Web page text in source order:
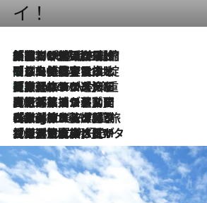
イ！
2026.8.6
「荷物が増えるほど旅ストレスは増す」美容ジャーナリストがたどり着いた最終結論。“化粧品を劇的に減らす”感動の凝縮美容とは
2026.8.6
「旅先には金髪ウィッグを持参」日本と同じメイクでは損してる!? 美容ジャーナリストが提案する“掟破りの旅美容”とは
2026.8.6
【厳選旅コスメ】「身軽さ＆UV対策重視！」ヘアアーティストshucoが選んだ夏旅ベストコスメを発表【Mサイズジップ】
2026.8.5
【厳選旅コスメ】国内をあちこち移動する河井菜摘が選んだ夏旅ベストコスメ発表！「リラックスアイテムはマスト」【Mサイズジップ】
2026.8.4
【厳選旅コスメ】「紫外線＆乾燥対策しながらメイク感も！」ヘア＆メイクGeorgeが選んだ夏旅ベストコスメを発表！【Mサイズジップ】
2026.8.3
【厳選旅コスメ】「保湿もタイパ重視！」“サウナ好き”タレント清水みさとが愛用する夏旅ベストコスメを発表！【Mサイズジップ】